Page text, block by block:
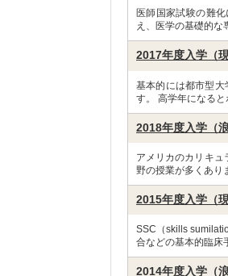
医師国家試験の難
え、医学の基礎的
2017年度入学（現
基本的には都市型大
す。 高学年になる
2018年度入学（浪
アメリカのカリキ
野の授業が多くあり
2015年度入学（現
SSC（skills
合などの基本的臨床
2014年度入学（浪